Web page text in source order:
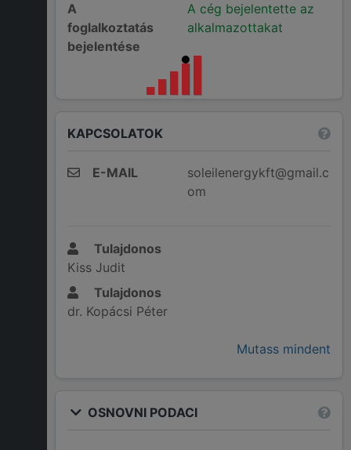
A
foglalkoztatás
bejelentése
A cég bejelentette az
alkalmazottakat
KAPCSOLATOK
E-MAIL
soleilenergykft@gmail.c
om
Tulajdonos
Kiss Judit
Tulajdonos
dr. Kopácsi Péter
Mutass mindent
OSNOVNI PODACI